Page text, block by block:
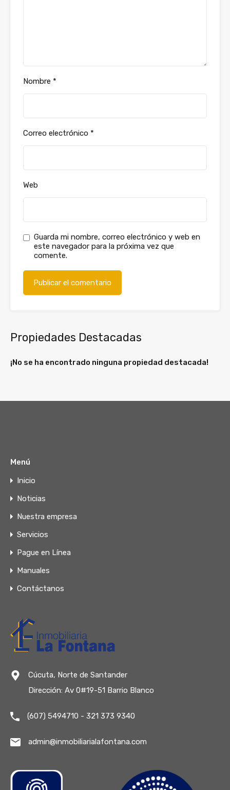
Nombre *
Correo electrónico *
Web
Guarda mi nombre, correo electrónico y web en
este navegador para la próxima vez que
comente.
Propiedades Destacadas
¡No se ha encontrado ninguna propiedad destacada!
Menú
Inicio
Noticias
Nuestra empresa
Servicios
Pague en Línea
Manuales
Contáctanos
Cúcuta, Norte de Santander
Dirección: Av 0#19-51 Barrio Blanco
(607) 5494710 - 321 373 9340
admin@inmobiliarialafontana.com